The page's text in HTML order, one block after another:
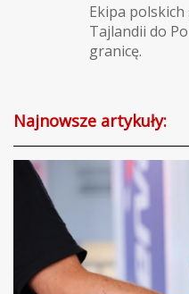
Ekipa
Tajlandii do
granicę.
Najnowsze artykuły: